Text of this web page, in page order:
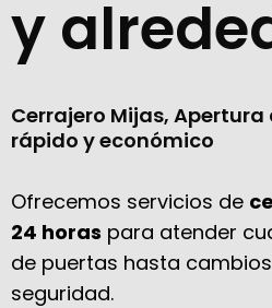
y
Cerrajero Mijas, Apertura
rápido y económico
Ofrecemos servicios de
24 horas para atender
de puertas hasta
seguridad.